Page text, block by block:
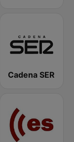
Cadena SER